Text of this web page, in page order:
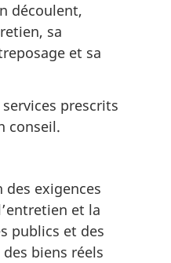
découlent,
sa
et sa
prescrits
conseil.
des exigences
et la
publics et des
biens réels